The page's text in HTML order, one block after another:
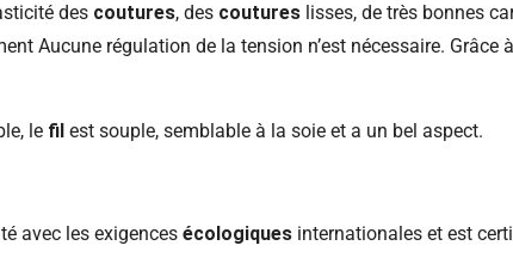
des coutures, des coutures lisses, de très bonnes
Aucune régulation de la tension n’est nécessaire.
le fil est souple, semblable à la soie et a un bel aspect.
avec les exigences écologiques internationales et est